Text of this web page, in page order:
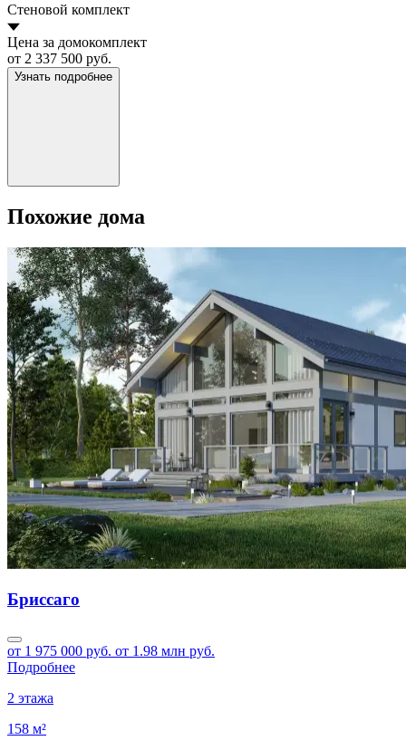
Стеновой комплект
Цена за домокомплект
от 2 337 500 руб.
Узнать подробнее
Похожие дома
Бриссаго
от 1 975 000 руб. от 1.98 млн руб.
Подробнее
2 этажа
158 м²